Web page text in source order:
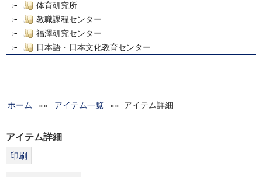
体育研究所
教職課程センター
福澤研究センター
日本語・日本文化教育センター
グローバルリサーチインスティテュート
科学研究費補助金研究成果報告書
ホーム »» アイテム一覧 »» アイテム詳細
アイテム詳細